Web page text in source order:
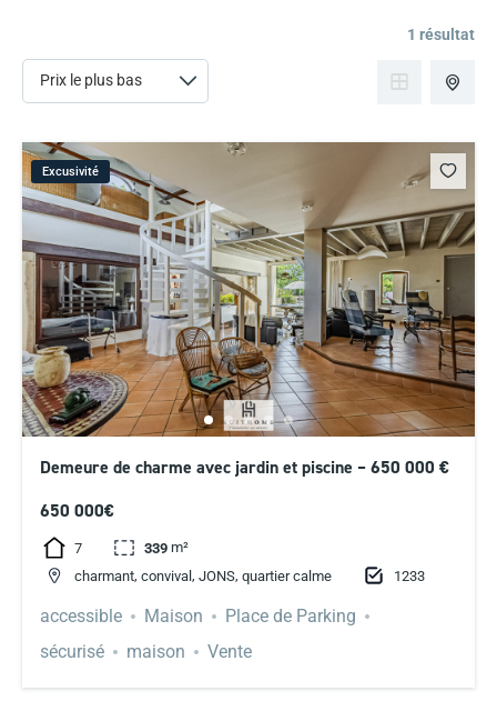
1 résultat
Excusivité
Demeure de charme avec jardin et piscine – 650 000 €
650 000€
7 339 m²
charmant ,convival ,JONS ,quartier calme 1233
accessible Maison
Place de Parking
sécurisé
maison Vente